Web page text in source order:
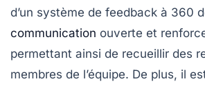
d’un système de feedback à 360
communication ouverte et
permettant ainsi de recueillir des
membres de l’équipe. De plus, il